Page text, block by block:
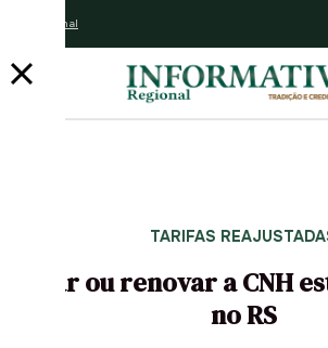
Assine o jornal
TARIFAS
Tirar ou renovar a CNH
no RS